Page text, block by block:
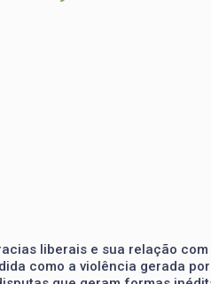
liberais e sua relação
como a violência gerada